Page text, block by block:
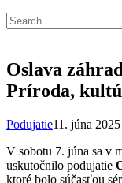
Oslava
Príroda,
Podujatie11. júna 2025
V sobotu 7. júna sa v
uskutočnilo podujatie
ktoré bolo súčasťou